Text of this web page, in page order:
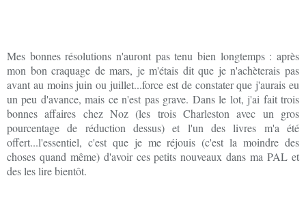
Mes bonnes résolutions n'auront pas tenu bien longtemps : après
mon bon craquage de mars, je m'étais dit que je n'achèterais pas
avant au moins juin ou juillet...force est de constater que j'aurais eu
un peu d'avance, mais ce n'est pas grave. Dans le lot, j'ai fait trois
bonnes affaires chez Noz (les trois Charleston avec un gros
pourcentage de réduction dessus) et l'un des livres m'a été
offert...l'essentiel, c'est que je me réjouis (c'est la moindre des
choses quand même) d'avoir ces petits nouveaux dans ma PAL et
des les lire bientôt.